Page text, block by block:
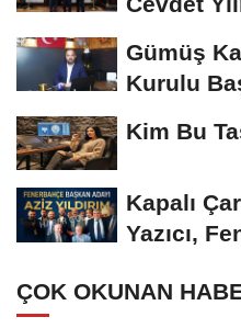
Gümüş
Kurulu
Kim Bu
Kapalı
Yazıcı,
ÇOK OKUNAN